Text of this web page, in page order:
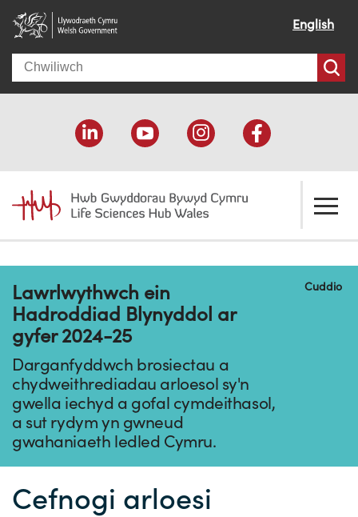
English
Search
Croeso
Ein effaith
Ein pobl
Ein blaenoriaethau
Pam Cymru?
Ymuno â'n tîm
Ein cymorth
Datblygu economaidd
Cefnogaeth cyllido
Gwybodaeth y sector
Cyflwyno'r rhaglen
Adnoddau
Cyfeiriadur Cyllido
Cyfeiriadur Arloesedd
Hyfforddiant a Datblygiad
Adroddiadau ar Wybodaeth y Sector
Straeon Llwydiant
Prosiectau Arloesi
Straeon Cleifion
Astudiaethau Achos Ysgrifenedig
Fideos Astudiaethau Achos
Cysylltwch
Ein ffurflen ymholiad
Cyflwyno astudiaeth achos
Digwyddiadau
Blogiau
Lawrlwythwch ein
Hadroddiad Blynyddol ar
gyfer 2024-25
Darganfyddwch brosiectau a
chydweithrediadau arloesol sy'n
gwella iechyd a gofal cymdeithasol,
a sut rydym yn gwneud
gwahaniaeth ledled Cymru.
Cuddio
Cefnogi arloesi